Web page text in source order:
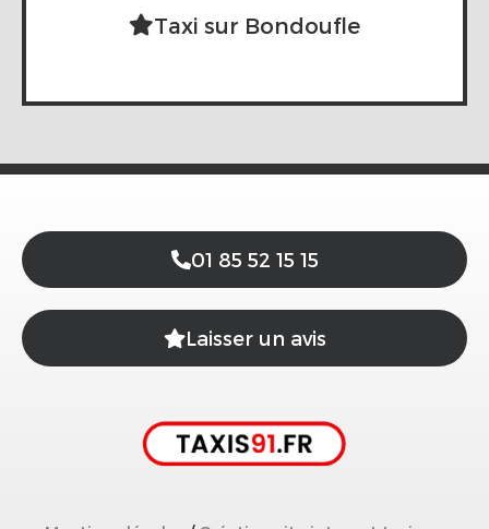
Taxi sur Bondoufle
01 85 52 15 15
Laisser un avis